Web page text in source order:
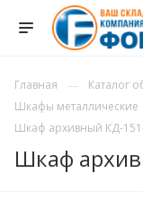
Главная
Каталог
Шкафы металлические
Шкаф архивный КД-
Шкаф